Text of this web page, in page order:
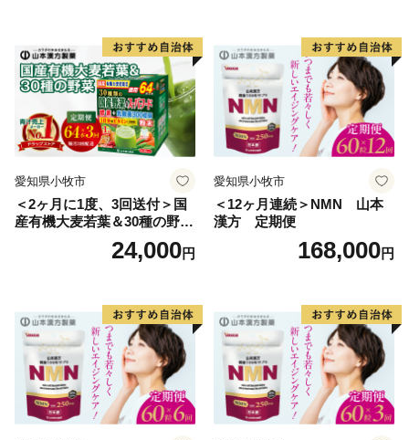
愛知県小牧市
＜2ヶ月に1度、3回送付＞国
産有機大麦若葉＆30種の野
菜 山本漢方 定期便
24,000円
愛知県小牧市
＜12ヶ月連続＞NMN 山本
漢方 定期便
168,000円